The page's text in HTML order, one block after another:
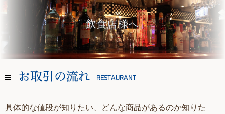
具体的な値段が知りたい、どんな商品があるのか知りた